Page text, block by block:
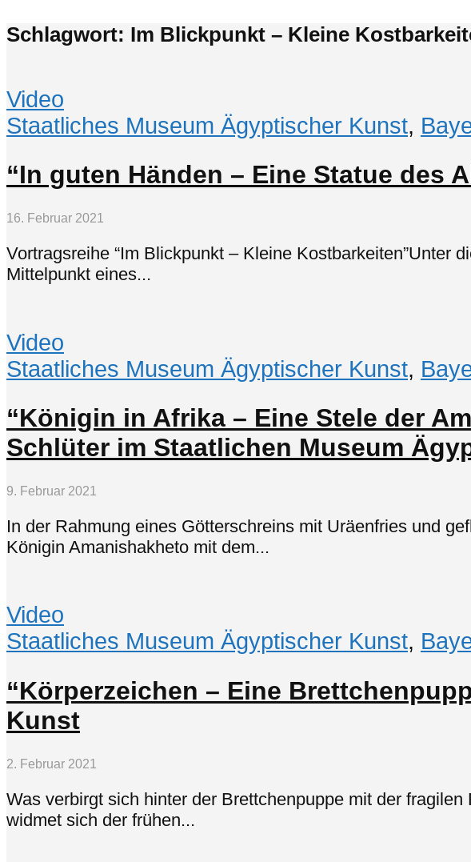
Schlagwort: Im Blickpunkt – Kleine
Video
Staatliches Museum Ägyptischer Kunst,
“In guten Händen – Eine Statue des
16. Februar 2021
Vortragsreihe “Im Blickpunkt – Kleine Kostbarkeiten”Unter
Mittelpunkt eines...
Video
Staatliches Museum Ägyptischer Kunst,
“Königin in Afrika – Eine Stele der
Schlüter im Staatlichen Museum
9. Februar 2021
In der Rahmung eines Götterschreins mit Uräenfries und
Königin Amanishakheto mit dem...
Video
Staatliches Museum Ägyptischer Kunst,
“Körperzeichen – Eine
Kunst
2. Februar 2021
Was verbirgt sich hinter der Brettchenpuppe mit der
widmet sich der frühen...